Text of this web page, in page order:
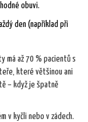
obuvi.
den (například při
má až 70 % pacientů s
které většinou ani
– když je špatně
v kyčli nebo v zádech.